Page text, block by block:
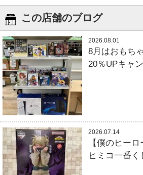
この店舗のブログ
2026.08.01
8月はおもち
20％UPキャ
2026.07.14
【僕のヒー
ヒミコ一番く